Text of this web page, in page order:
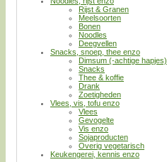
Rijst & Granen
Meelsoorten
Bonen
Noodles
Deegvellen
Snacks, snoep, thee enzo
Dimsum (-achtige hapjes)
Snacks
Thee & koffie
Drank
Zoetigheden
Vlees, vis, tofu enzo
Vlees
Gevogelte
Vis enzo
Sojaproducten
Overig vegetarisch
Keukengerei, kennis enzo